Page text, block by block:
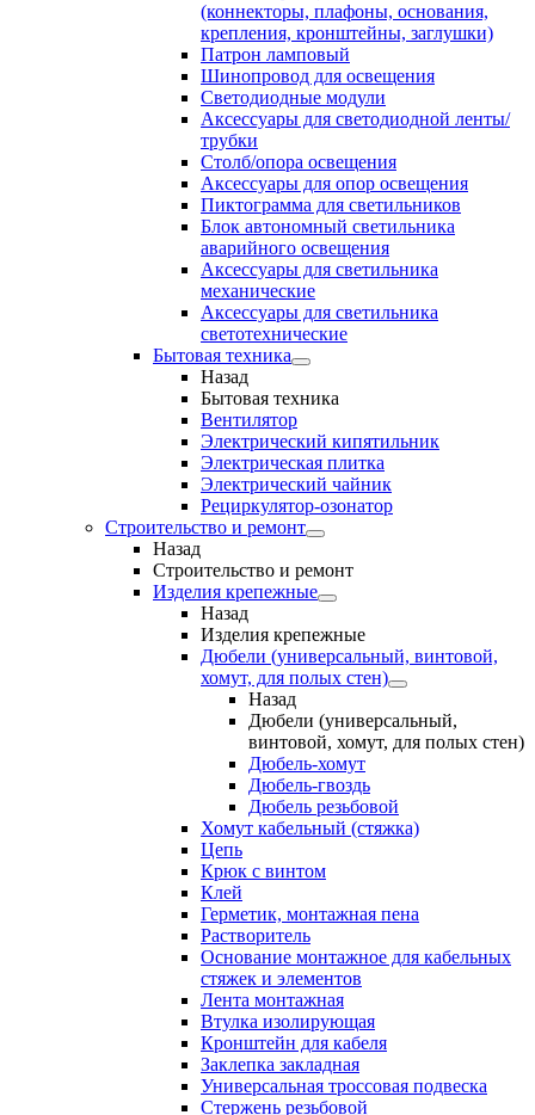
(коннекторы, плафоны, основания,
крепления, кронштейны, заглушки)
Патрон ламповый
Шинопровод для освещения
Светодиодные модули
Аксессуары для светодиодной ленты/
трубки
Столб/опора освещения
Аксессуары для опор освещения
Пиктограмма для светильников
Блок автономный светильника
аварийного освещения
Аксессуары для светильника
механические
Аксессуары для светильника
светотехнические
Бытовая техника
Назад
Бытовая техника
Вентилятор
Электрический кипятильник
Электрическая плитка
Электрический чайник
Рециркулятор-озонатор
Строительство и ремонт
Назад
Строительство и ремонт
Изделия крепежные
Назад
Изделия крепежные
Дюбели (универсальный, винтовой,
хомут, для полых стен)
Назад
Дюбели (универсальный,
винтовой, хомут, для полых стен)
Дюбель-хомут
Дюбель-гвоздь
Дюбель резьбовой
Хомут кабельный (стяжка)
Цепь
Крюк с винтом
Клей
Герметик, монтажная пена
Растворитель
Основание монтажное для кабельных
стяжек и элементов
Лента монтажная
Втулка изолирующая
Кронштейн для кабеля
Заклепка закладная
Универсальная троссовая подвеска
Стержень резьбовой